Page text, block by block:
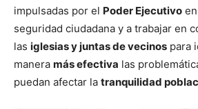
impulsadas por el Poder Ejecutivo
seguridad ciudadana y a trabajar en
las iglesias y juntas de vecinos para
manera más efectiva las
puedan afectar la tranquilidad